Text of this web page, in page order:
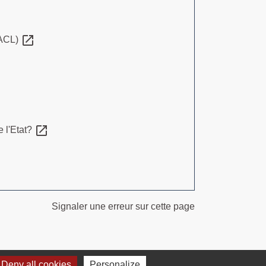
open_in_new
l'Etat? open_in_new
Signaler une erreur sur cette page